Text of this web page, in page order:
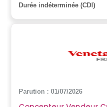
Durée indéterminée (CDI)
Parution : 01/07/2026